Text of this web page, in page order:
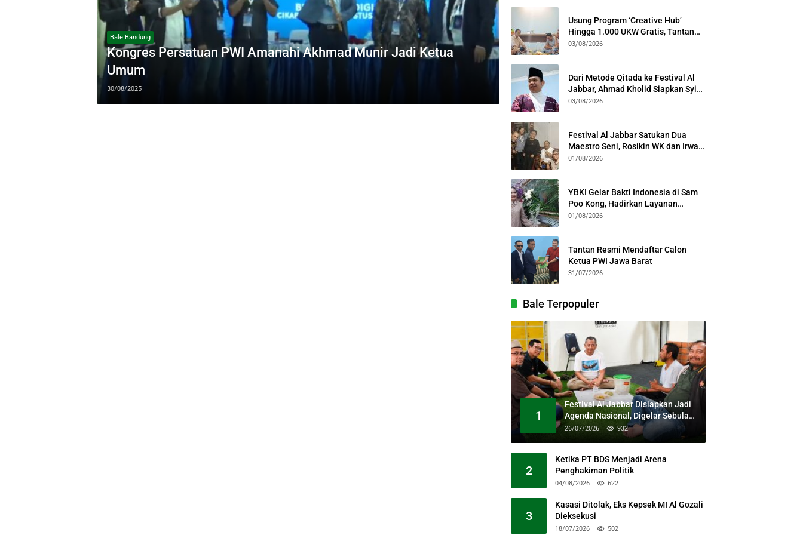
Bale Bandung
Kongres Persatuan PWI Amanahi Akhmad Munir Jadi Ketua
Umum
30/08/2025
Usung Program ‘Creative Hub’
Hingga 1.000 UKW Gratis, Tantan
Sulthon Paparkan Visi PWI Jabar di
03/08/2026
Dari Metode Qitada ke Festival Al
Jabbar, Ahmad Kholid Siapkan Syiar
Al-Qur’an Lewat Nada
03/08/2026
Festival Al Jabbar Satukan Dua
Maestro Seni, Rosikin WK dan Irwan
Guntari Garap Pertunjukan Kolosal
01/08/2026
YBKI Gelar Bakti Indonesia di Sam
Poo Kong, Hadirkan Layanan
Kesehatan Gratis dan Dialog
01/08/2026
Tantan Resmi Mendaftar Calon
Ketua PWI Jawa Barat
31/07/2026
Bale Terpopuler
1
Festival Al Jabbar Disiapkan Jadi
Agenda Nasional, Digelar Sebulan
Penuh di Kawasan Masjid Raya Al
26/07/2026 932
2
Ketika PT BDS Menjadi Arena
Penghakiman Politik
04/08/2026 622
3
Kasasi Ditolak, Eks Kepsek MI Al Gozali
Dieksekusi
18/07/2026 502